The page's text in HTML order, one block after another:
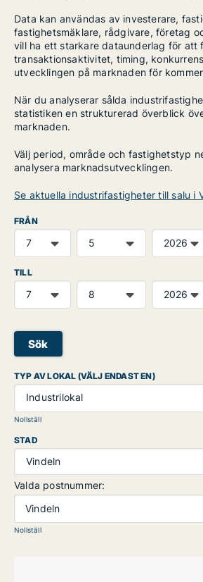
Data kan användas av investerare,
fastighetsmäklare, rådgivare, företag
vill ha ett starkare dataunderlag för att
transaktionsaktivitet, timing,
utvecklingen på marknaden för
När du analyserar sålda
statistiken en strukturerad överblick
marknaden.
Välj period, område och fastighetstyp
analysera marknadsutvecklingen.
Se aktuella industrifastigheter till salu i
FRÅN
TILL
Sök
TYP AV LOKAL (VÄLJ ENDAST EN)
Industrilokal
Nollställ
STAD
Vindeln
Valda postnummer:
Vindeln
Nollställ